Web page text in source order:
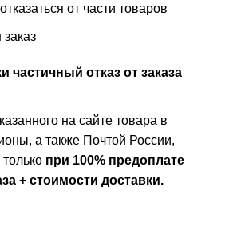
от части товаров
частичный отказ от заказа
на сайте товара в
а также Почтой России,
при 100% предоплате
+ стоимости доставки.